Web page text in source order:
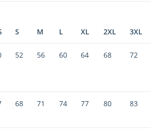
S M L XL 2XL 3XL
52 56 60 64 68 72
68 71 74 77 80 83